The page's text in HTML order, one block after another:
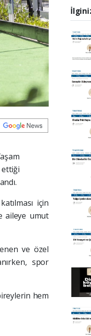
ettiği
için
aileye umut
ve özel
spor
hem